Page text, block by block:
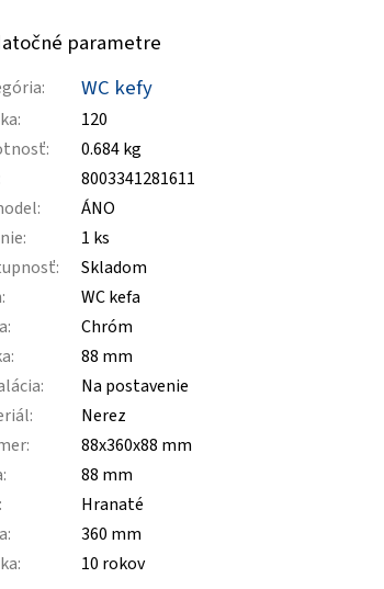
parametre
: WC kefy
:
120
:
0.684 kg
8003341281611
:
ÁNO
:
1 ks
:
Skladom
:
WC kefa
:
Chróm
:
88 mm
:
Na postavenie
:
Nerez
:
88x360x88 mm
:
88 mm
:
Hranaté
:
360 mm
: 10 rokov